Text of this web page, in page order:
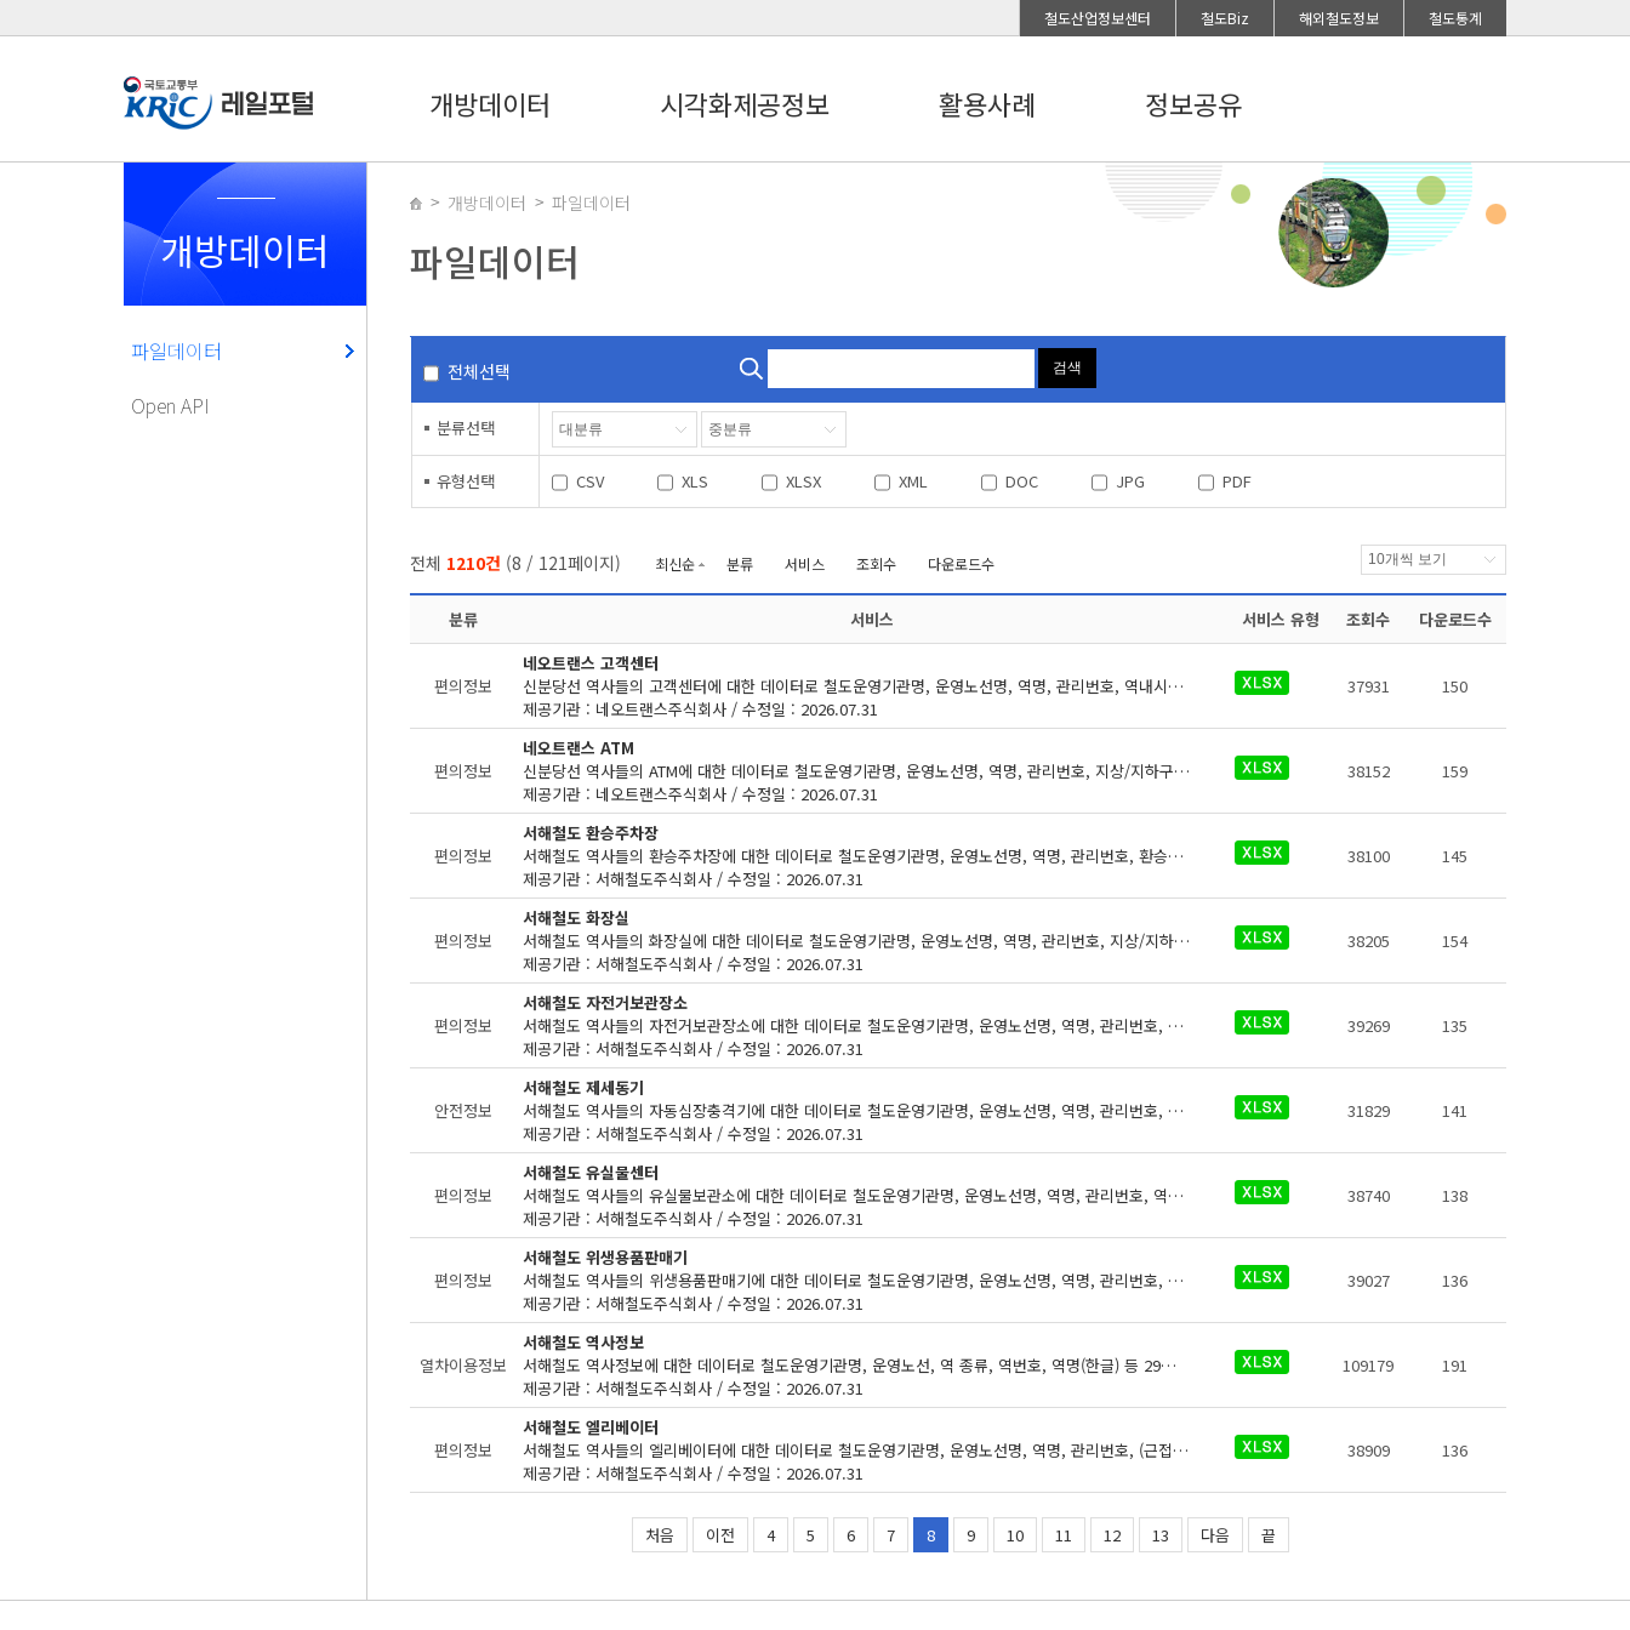
철도산업정보센터 철도Biz 해외철도정보 철도통계
개방데이터 시각화제공정보 활용사례 정보공유
개방데이터
파일데이터
Open API
개방데이터 파일데이터
파일데이터
전체선택 검색
분류선택
유형선택 CSV XLS XLSX XML DOC JPG PDF
전체 1210건 (8 / 121페이지) 최신순 분류 서비스 조회수 다운로드수
분류 서비스 서비스 유형 조회수 다운로드수
편의정보
네오트랜스 고객센터
신분당선 역사들의 고객센터에 대한 데이터로 철도운영기관명, 운영노선명, 역명, 관리번호, 역내시설구분, 지상지하구분, 역층, (근접) 출입구번호, 상세위치, 이용시간, 전화번호, 데이터 기준일자, 참고사항이 있습니다.
제공기관 : 네오트랜스주식회사 / 수정일 : 2026.07.31
37931 150
편의정보
네오트랜스 ATM
신분당선 역사들의 ATM에 대한 데이터로 철도운영기관명, 운영노선명, 역명, 관리번호, 지상/지하구분, 역층, 상세위치, 금융기관명, 이용가능시간, 연락처, 데이터 기준일자, 참고사항이 있습니다.
제공기관 : 네오트랜스주식회사 / 수정일 : 2026.07.31
38152 159
편의정보
서해철도 환승주차장
서해철도 역사들의 환승주차장에 대한 데이터로 철도운영기관명, 운영노선명, 역명, 관리번호, 환승주차장명, 출입구 번호, 주차면수, 급지, 운영시간(평일), 운영시간(휴일), 주차요금, 주차요금(월정액권), 주차요금(기타), 운영기관명, 전화번호, 데이터 기준일자, 참고사항이 있습니다.
제공기관 : 서해철도주식회사 / 수정일 : 2026.07.31
38100 145
편의정보
서해철도 화장실
서해철도 역사들의 화장실에 대한 데이터로 철도운영기관명, 운영노선명, 역명, 관리번호, 지상/지하 구분, 역층, 게이트 내외 구분, (근접) 출입구번호, 상세위치, 화장실 구분, 데이터 기준일자, 참고사항이 있습니다.
제공기관 : 서해철도주식회사 / 수정일 : 2026.07.31
38205 154
편의정보
서해철도 자전거보관장소
서해철도 역사들의 자전거보관장소에 대한 데이터로 철도운영기관명, 운영노선명, 역명, 관리번호, 출입구번호, 보관대수, 설치형태, 상세위치, 관리기관 전화번호, 관리기관명, 데이터 기준일자, 참고사항이 있습니다.
제공기관 : 서해철도주식회사 / 수정일 : 2026.07.31
39269 135
안전정보
서해철도 제세동기
서해철도 역사들의 자동심장충격기에 대한 데이터로 철도운영기관명, 운영노선명, 역명, 관리번호, 역내안전설비구분, 지상지하구분, 역층, 역층구분, (근접) 출입구번호, 상세위치, 제세동기 운영방식, 제세동기 출력에너지, 보유대수, 데이터 기준일자, 참고사항이 있습니다.
제공기관 : 서해철도주식회사 / 수정일 : 2026.07.31
31829 141
편의정보
서해철도 유실물센터
서해철도 역사들의 유실물보관소에 대한 데이터로 철도운영기관명, 운영노선명, 역명, 관리번호, 역내시설구분, 지상지하구분, 역층, (근접) 출입구번호, 상세위치, 이용시간, 전화번호, 데이터 기준일자, 참고사항이 있습니다.
제공기관 : 서해철도주식회사 / 수정일 : 2026.07.31
38740 138
편의정보
서해철도 위생용품판매기
서해철도 역사들의 위생용품판매기에 대한 데이터로 철도운영기관명, 운영노선명, 역명, 관리번호, 무인편의시설구분, 크기코드, 지상지하구분, 역층, 상세위치, 시설수, 이용요금, 운영사, 전화번호, 데이터 기준일자, 참고사항이 있습니다.
제공기관 : 서해철도주식회사 / 수정일 : 2026.07.31
39027 136
열차이용정보
서해철도 역사정보
서해철도 역사정보에 대한 데이터로 철도운영기관명, 운영노선, 역 종류, 역번호, 역명(한글) 등 29종의 데이터가 있습니다.
제공기관 : 서해철도주식회사 / 수정일 : 2026.07.31
109179 191
편의정보
서해철도 엘리베이터
서해철도 역사들의 엘리베이터에 대한 데이터로 철도운영기관명, 운영노선명, 역명, 관리번호, (근접)출입구번호, 상세위치, 시작층(지상/지하), 시작층(운행역층), 종료층(지상/지하), 종료층(운행역층), 정원(인원수), 정원(중량)(kg), 승강기 상태, 승강기 일련번호, 데이터 기준일자, 참고사항이 있습니다.
제공기관 : 서해철도주식회사 / 수정일 : 2026.07.31
38909 136
처음 이전 4 5 6 7 8 9 10 11 12 13 다음 끝